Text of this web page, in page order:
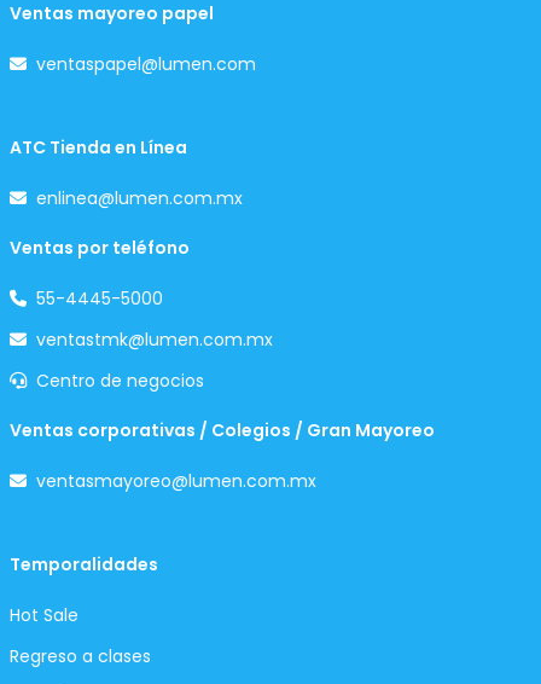
Ventas mayoreo papel
ventaspapel@lumen.com
ATC Tienda en Línea
enlinea@lumen.com.mx
Ventas por teléfono
55-4445-5000
ventastmk@lumen.com.mx
Centro de negocios
Ventas corporativas / Colegios / Gran Mayoreo
ventasmayoreo@lumen.com.mx
Temporalidades
Hot Sale
Regreso a clases